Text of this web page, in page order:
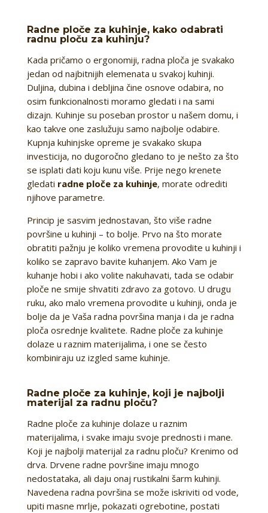
Radne ploče za kuhinje, kako odabrati
radnu ploču za kuhinju?
Kada pričamo o ergonomiji, radna ploča je svakako
jedan od najbitnijih elemenata u svakoj kuhinji.
Duljina, dubina i debljina čine osnove odabira, no
osim funkcionalnosti moramo gledati i na sami
dizajn. Kuhinje su poseban prostor u našem domu, i
kao takve one zaslužuju samo najbolje odabire.
Kupnja kuhinjske opreme je svakako skupa
investicija, no dugoročno gledano to je nešto za što
se isplati dati koju kunu više. Prije nego krenete
gledati radne ploče za kuhinje, morate odrediti
njihove parametre.
Princip je sasvim jednostavan, što više radne
površine u kuhinji – to bolje. Prvo na što morate
obratiti pažnju je koliko vremena provodite u kuhinji i
koliko se zapravo bavite kuhanjem. Ako Vam je
kuhanje hobi i ako volite nakuhavati, tada se odabir
ploče ne smije shvatiti zdravo za gotovo. U drugu
ruku, ako malo vremena provodite u kuhinji, onda je
bolje da je Vaša radna površina manja i da je radna
ploča osrednje kvalitete. Radne ploče za kuhinje
dolaze u raznim materijalima, i one se često
kombiniraju uz izgled same kuhinje.
Radne ploče za kuhinje, koji je najbolji
materijal za radnu ploču?
Radne ploče za kuhinje dolaze u raznim
materijalima, i svake imaju svoje prednosti i mane.
Koji je najbolji materijal za radnu ploču? Krenimo od
drva. Drvene radne površine imaju mnogo
nedostataka, ali daju onaj rustikalni šarm kuhinji.
Navedena radna površina se može iskriviti od vode,
upiti masne mrlje, pokazati ogrebotine, postati